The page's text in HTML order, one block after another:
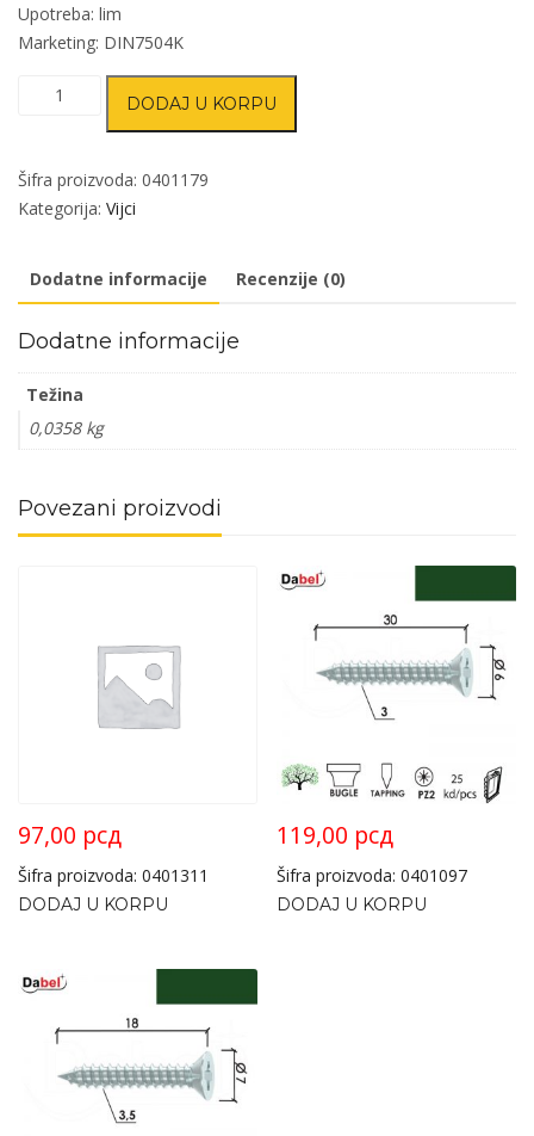
Upotreba: lim
Marketing: DIN7504K
VL1
ZnB
OK7
količina
DODAJ U KORPU
Šifra proizvoda: 0401179
Kategorija: Vijci
Dodatne informacije Recenzije (0)
Dodatne informacije
Težina
0,0358 kg
Povezani proizvodi
97,00 рсд
Šifra proizvoda: 0401311
DODAJ U KORPU
119,00 рсд
Šifra proizvoda: 0401097
DODAJ U KORPU